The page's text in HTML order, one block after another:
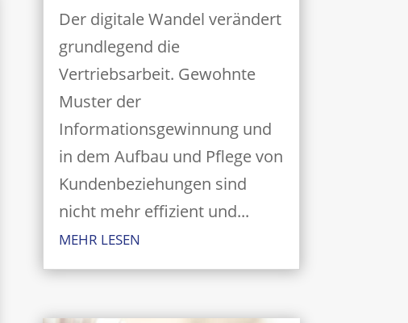
Der digitale Wandel verändert
grundlegend die
Vertriebsarbeit. Gewohnte
Muster der
Informationsgewinnung und
in dem Aufbau und Pflege von
Kundenbeziehungen sind
nicht mehr effizient und...
MEHR LESEN